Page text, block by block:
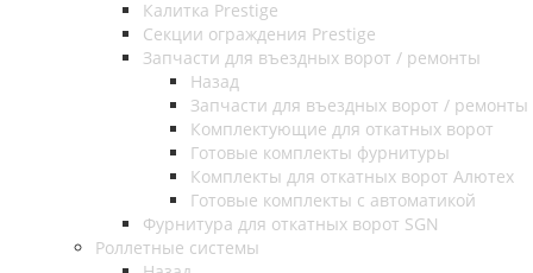
Калитка Prestige
Секции ограждения Prestige
Запчасти для въездных ворот / ремонты
Назад
Запчасти для въездных ворот / ремонты
Комплектующие для откатных ворот
Готовые комплекты фурнитуры
Комплекты для откатных ворот Алютех
Готовые комплекты с автоматикой
Фурнитура для откатных ворот SGN
Роллетные системы